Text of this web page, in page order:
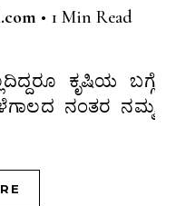
• 1 Min Read
ನಂತರ ನಮ್ಮ